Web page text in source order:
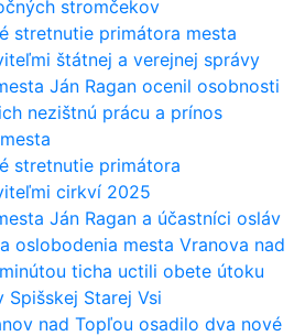
stromčekov
stretnutie primátora mesta
štátnej a verejnej správy
Ján Ragan ocenil osobnosti
nezištnú prácu a prínos
stretnutie primátora
cirkví 2025
Ján Ragan a účastníci osláv
oslobodenia mesta Vranova nad
ticha uctili obete útoku
Spišskej Starej Vsi
nad Topľou osadilo dva nové